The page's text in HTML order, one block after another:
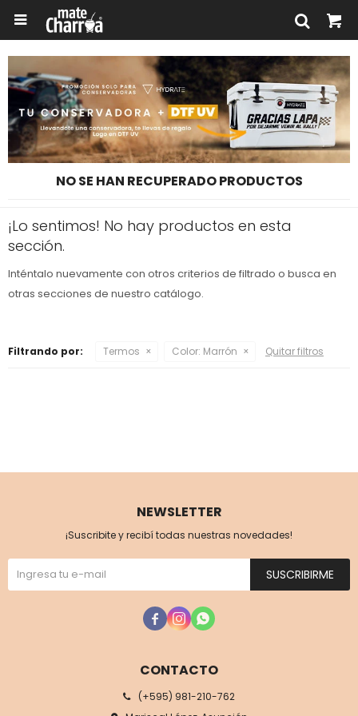

NO SE HAN RECUPERADO PRODUCTOS
¡Lo sentimos! No hay productos en esta
sección.
Inténtalo nuevamente con otros criterios de filtrado o busca en
otras secciones de nuestro catálogo.
Filtrando por: Termos Color: Marrón Quitar filtros
CONTACTO
(+595) 981-210-762
NEWSLETTER
¡Suscribite y recibí todas nuestras novedades!
SUSCRIBIRME
  